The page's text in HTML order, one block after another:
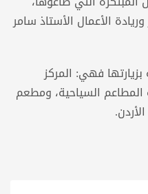
الأعمال الأستاذ سامر
فهي: المركز
المطاعم السياحية، ومطعم